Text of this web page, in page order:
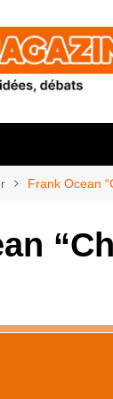
Frank Ocean